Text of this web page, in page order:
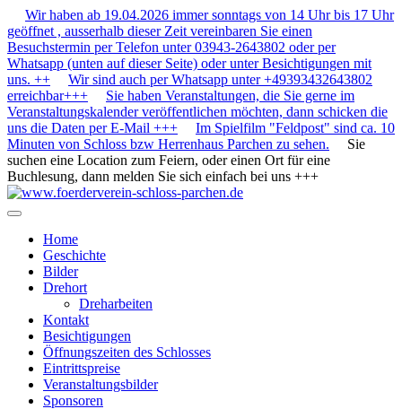
Wir haben ab 19.04.2026 immer sonntags von 14 Uhr bis 17 Uhr
geöffnet , ausserhalb dieser Zeit vereinbaren Sie einen
Besuchstermin per Telefon unter 03943-2643802 oder per
Whatsapp (unten auf dieser Seite) oder unter Besichtigungen mit
uns. ++
Wir sind auch per Whatsapp unter +49393432643802
erreichbar+++
Sie haben Veranstaltungen, die Sie gerne im
Veranstaltungskalender veröffentlichen möchten, dann schicken die
uns die Daten per E-Mail +++
Im Spielfilm "Feldpost" sind ca. 10
Minuten von Schloss bzw Herrenhaus Parchen zu sehen. Sie
suchen eine Location zum Feiern, oder einen Ort für eine
Buchlesung, dann melden Sie sich einfach bei uns +++
Home
Geschichte
Bilder
Drehort
Dreharbeiten
Kontakt
Besichtigungen
Öffnungszeiten des Schlosses
Eintrittspreise
Veranstaltungsbilder
Sponsoren